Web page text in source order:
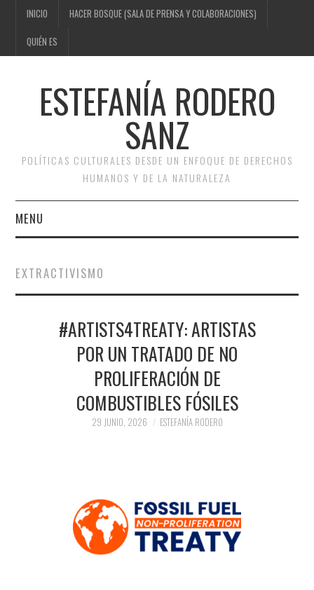
INICIO HACER BOSQUE (SALA DE PRENSA Y COLABORACIONES)
QUIÉN ES
ESTEFANÍA RODERO
SANZ
POLÍTICAS CULTURALES DESDE UN ENFOQUE DE DERECHOS
HUMANOS Y DE LA NATURALEZA
MENU
HACER BOSQUE (SALA DE
PRENSA Y
COLABORACIONES)
EXTRACTIVISMO
#ARTISTS4TREATY: ARTISTAS
POR UN TRATADO DE NO
PROLIFERACIÓN DE
COMBUSTIBLES FÓSILES
29 JUNIO, 2026 ESTEFANÍA RODERO